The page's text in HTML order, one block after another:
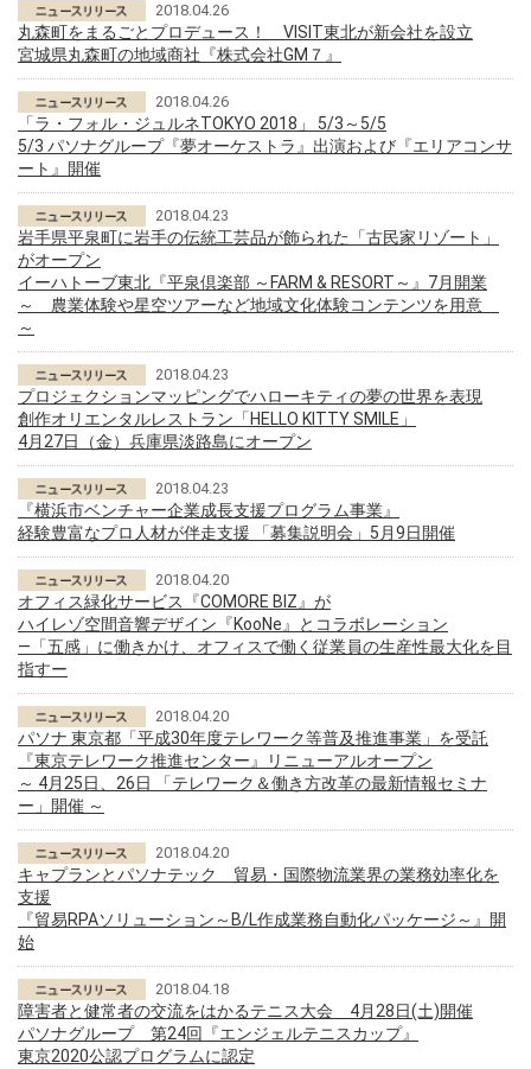
2018.04.26
丸森町をまるごとプロデュース！ VISIT東北が新会社を設立
宮城県丸森町の地域商社『株式会社GM７』
2018.04.26
「ラ・フォル・ジュルネTOKYO 2018」 5/3～5/5
5/3 パソナグループ『夢オーケストラ』出演および『エリアコンサ
ート』開催
2018.04.23
岩手県平泉町に岩手の伝統工芸品が飾られた「古民家リゾート」
がオープン
イーハトーブ東北『平泉倶楽部 ～FARM & RESORT～』7月開業
～ 農業体験や星空ツアーなど地域文化体験コンテンツを用意
～
2018.04.23
プロジェクションマッピングでハローキティの夢の世界を表現
創作オリエンタルレストラン「HELLO KITTY SMILE」
4月27日（金）兵庫県淡路島にオープン
2018.04.23
『横浜市ベンチャー企業成長支援プログラム事業』
経験豊富なプロ人材が伴走支援 「募集説明会」5月9日開催
2018.04.20
オフィス緑化サービス『COMORE BIZ』が
ハイレゾ空間音響デザイン『KooNe』とコラボレーション
―「五感」に働きかけ、オフィスで働く従業員の生産性最大化を目
指すー
2018.04.20
パソナ 東京都「平成30年度テレワーク等普及推進事業」を受託
『東京テレワーク推進センター』リニューアルオープン
～ 4月25日、26日 「テレワーク＆働き方改革の最新情報セミナ
ー」開催 ～
2018.04.20
キャプランとパソナテック 貿易・国際物流業界の業務効率化を
支援
『貿易RPAソリューション～B/L作成業務自動化パッケージ～』開
始
2018.04.18
障害者と健常者の交流をはかるテニス大会 4月28日(土)開催
パソナグループ 第24回『エンジェルテニスカップ』
東京2020公認プログラムに認定